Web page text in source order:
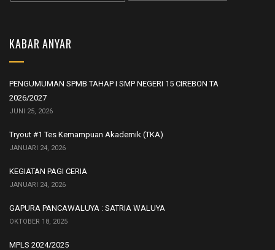
KABAR ANYAR
PENGUMUMAN SPMB TAHAP I SMP NEGERI 15 CIREBON TA
2026/2027
JUNI 25, 2026
Tryout #1 Tes Kemampuan Akademik (TKA)
JANUARI 24, 2026
KEGIATAN PAGI CERIA
JANUARI 24, 2026
GAPURA PANCAWALUYA : SATRIA WALUYA
OKTOBER 18, 2025
MPLS 2024/2025